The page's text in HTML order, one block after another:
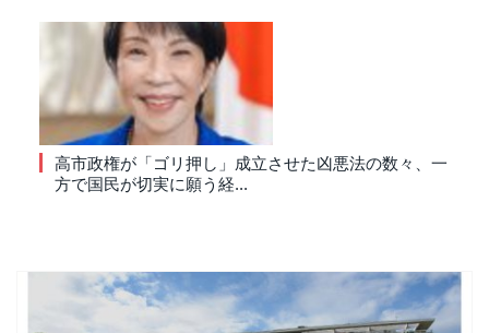
高市政権が「ゴリ押し」成立させた凶悪法の数々、一
方で国民が切実に願う経...